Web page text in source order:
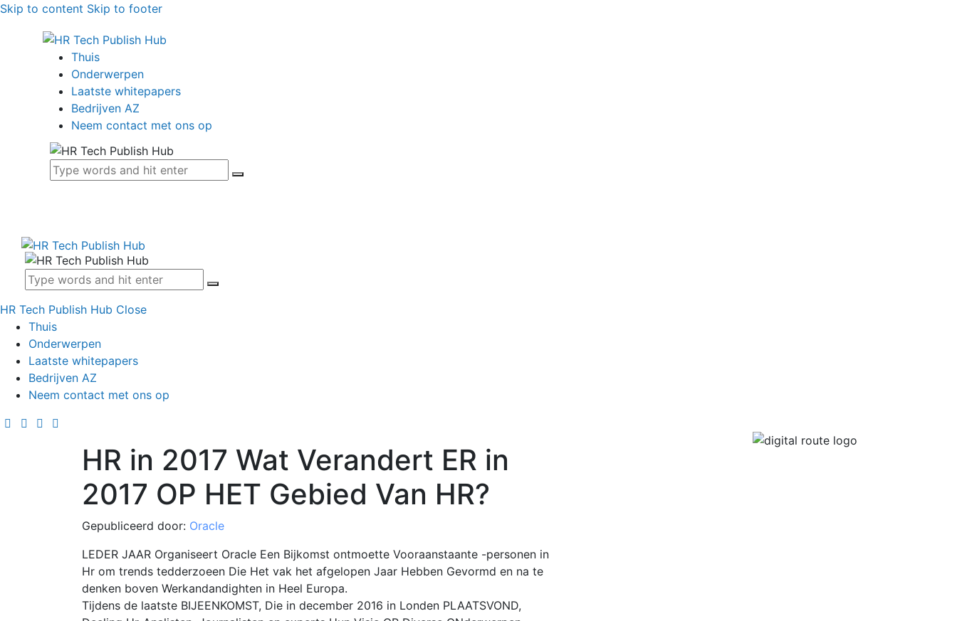
Skip to content Skip to footer
Thuis
Onderwerpen
Laatste whitepapers
Bedrijven AZ
Neem contact met ons op
HR Tech Publish Hub Close
Thuis
Onderwerpen
Laatste whitepapers
Bedrijven AZ
Neem contact met ons op
HR in 2017 Wat Verandert ER in
2017 OP HET Gebied Van HR?
Gepubliceerd door: Oracle
LEDER JAAR Organiseert Oracle Een Bijkomst ontmoette Vooraanstaante -personen in
Hr om trends tedderzoeen Die Het vak het afgelopen Jaar Hebben Gevormd en na te
denken boven Werkandandighten in Heel Europa.
Tijdens de laatste BIJEENKOMST, Die in december 2016 in Londen PLAATSVOND,